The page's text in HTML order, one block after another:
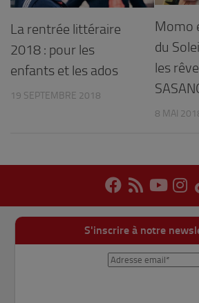
La rentrée littéraire
2018 : pour les
enfants et les ados
19 SEPTEMBRE 2018
Momo
du
les
8 MAI
S'inscrire à notre